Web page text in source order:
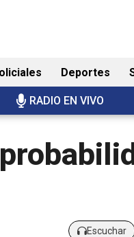
Deportes
RADIO EN VIVO
Escuchar